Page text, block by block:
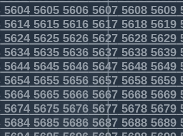
560456055606560756085609
561456155616561756185619
562456255626562756285629
563456355636563756385639
564456455646564756485649
565456555656565756585659
566456655666566756685669
567456755676567756785679
568456855686568756885689